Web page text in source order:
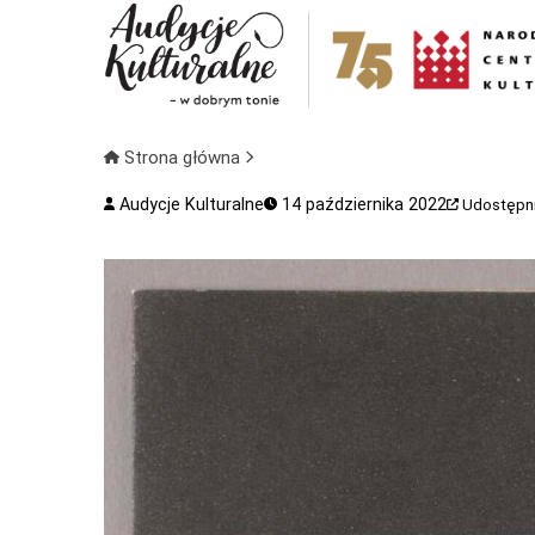
Strona główna
Audycje Kulturalne 14 października 2022